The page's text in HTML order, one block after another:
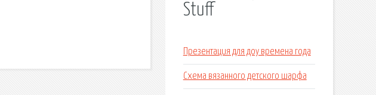
Stuff
Презентация для доу времена года
Схема вязанного детского шарфа